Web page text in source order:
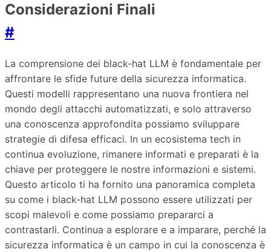
Considerazioni Finali
#
La comprensione dei black-hat LLM è fondamentale per
affrontare le sfide future della sicurezza informatica.
Questi modelli rappresentano una nuova frontiera nel
mondo degli attacchi automatizzati, e solo attraverso
una conoscenza approfondita possiamo sviluppare
strategie di difesa efficaci. In un ecosistema tech in
continua evoluzione, rimanere informati e preparati è la
chiave per proteggere le nostre informazioni e sistemi.
Questo articolo ti ha fornito una panoramica completa
su come i black-hat LLM possono essere utilizzati per
scopi malevoli e come possiamo prepararci a
contrastarli. Continua a esplorare e a imparare, perché la
sicurezza informatica è un campo in cui la conoscenza è